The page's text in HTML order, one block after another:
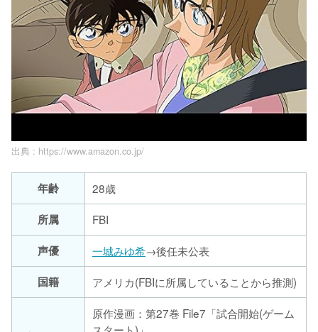
出典 : https://www.amazon.co.jp/
年齢
28歳
所属
FBI
声優
一城みゆ希→後任未公表
国籍
アメリカ(FBIに所属していることから推測)
原作漫画：第27巻 File7「試合開始(ゲーム